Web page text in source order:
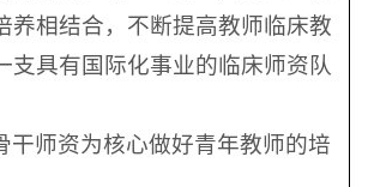
养相结合，不断提高教师临床教
支具有国际化事业的临床师资队
干师资为核心做好青年教师的培